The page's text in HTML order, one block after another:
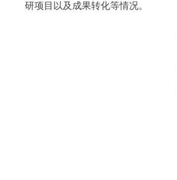
研项目以及成果转化等情况。